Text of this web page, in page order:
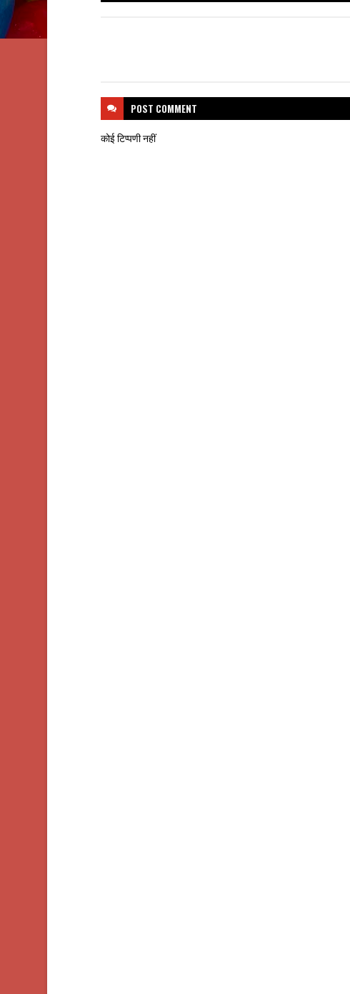
POST COMMENT
कोई टिप्पणी नहीं